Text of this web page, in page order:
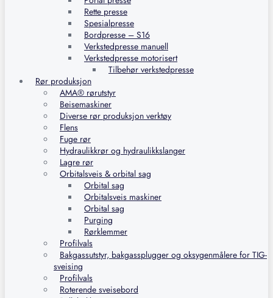
Rette presse
Spesialpresse
Bordpresse – S16
Verkstedpresse manuell
Verkstedpresse motorisert
Tilbehør verkstedpresse
Rør produksjon
AMA® rørutstyr
Beisemaskiner
Diverse rør produksjon verktøy
Flens
Fuge rør
Hydraulikkrør og hydraulikkslanger
Lagre rør
Orbitalsveis & orbital sag
Orbital sag
Orbitalsveis maskiner
Orbital sag
Purging
Rørklemmer
Profilvals
Bakgassutstyr, bakgassplugger og oksygenmålere for TIG-
sveising
Profilvals
Roterende sveisebord